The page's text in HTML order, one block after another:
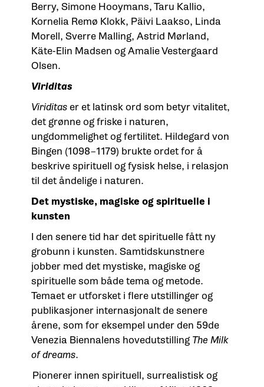
Berry, Simone Hooymans, Taru Kallio,
Kornelia Remø Klokk, Päivi Laakso, Linda
Morell, Sverre Malling, Astrid Mørland,
Käte-Elin Madsen og Amalie Vestergaard
Olsen.
Viriditas
Viriditaser et latinsk ord som betyr vitalitet,
det grønne og friske i naturen,
ungdommelighet og fertilitet. Hildegard von
Bingen (1098–1179) brukte ordet for å
beskrive spirituell og fysisk helse, i relasjon
til det åndelige i naturen.
Det mystiske, magiske og spirituelle i
kunsten
I den senere tid har det spirituelle fått ny
grobunn i kunsten. Samtidskunstnere
jobber med det mystiske, magiske og
spirituelle som både tema og metode.
Temaet er utforsket i flere utstillinger og
publikasjoner internasjonalt de senere
årene, som for eksempel under den 59de
Venezia Biennalens hovedutstillingThe Milk
of dreams.
Pionerer innen spirituell, surrealistisk og